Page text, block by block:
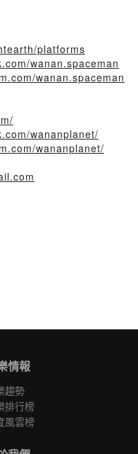
platforms
wanan.spaceman
wanan.spaceman
wananplanet/
wananplanet/
情報
趨勢
排行榜
風雲榜